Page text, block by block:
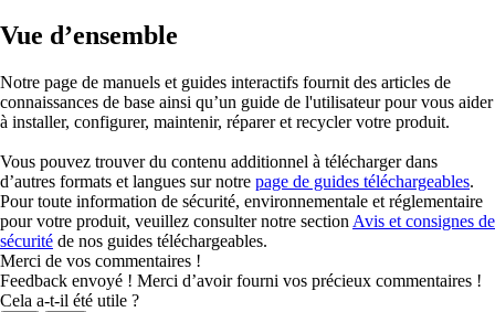
Vue d’ensemble
Notre page de manuels et guides interactifs fournit des articles de
connaissances de base ainsi qu’un guide de l'utilisateur pour vous aider
à installer, configurer, maintenir, réparer et recycler votre produit.
Vous pouvez trouver du contenu additionnel à télécharger dans
d’autres formats et langues sur notre page de guides téléchargeables.
Pour toute information de sécurité, environnementale et réglementaire
pour votre produit, veuillez consulter notre section Avis et consignes de
sécurité de nos guides téléchargeables.
Merci de vos commentaires !
Feedback envoyé ! Merci d’avoir fourni vos précieux commentaires !
Cela a-t-il été utile ?